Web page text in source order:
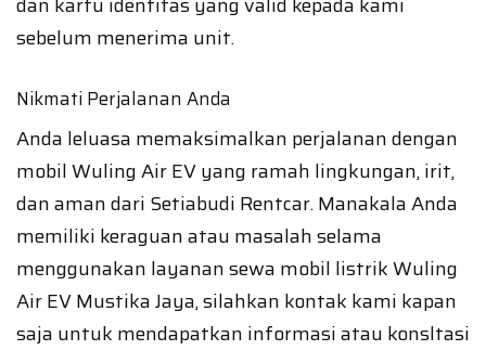
sebelum menerima unit.
Nikmati Perjalanan Anda
Anda leluasa memaksimalkan perjalanan dengan
mobil Wuling Air EV yang ramah lingkungan, irit,
dan aman dari Setiabudi Rentcar. Manakala Anda
memiliki keraguan atau masalah selama
menggunakan layanan sewa mobil listrik Wuling
Air EV Mustika Jaya, silahkan kontak kami kapan
saja untuk mendapatkan informasi atau konsltasi